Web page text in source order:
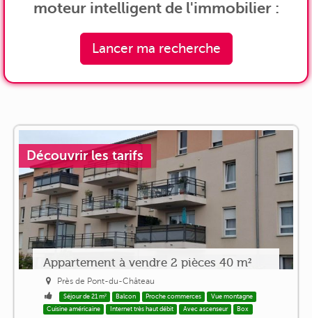
moteur intelligent de l'immobilier :
Lancer ma recherche
Découvrir les tarifs
Appartement à vendre 2 pièces 40 m²
Près de Pont-du-Château
Séjour de 21 m² Balcon Proche commerces
Vue montagne
Cuisine américaine
Internet très haut débit Avec ascenseur Box